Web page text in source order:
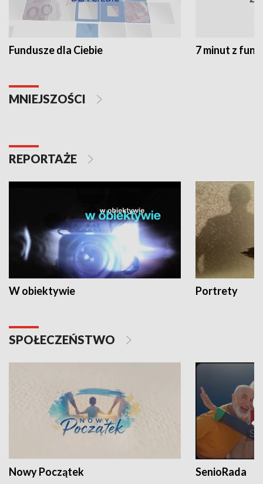
Fundusze dla Ciebie 7 minut z
MNIEJSZOŚCI
REPORTAŻE
W obiektywie Portrety
SPOŁECZEŃSTWO
Nowy Początek SenioRada